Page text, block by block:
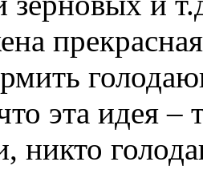
эта идея
никто